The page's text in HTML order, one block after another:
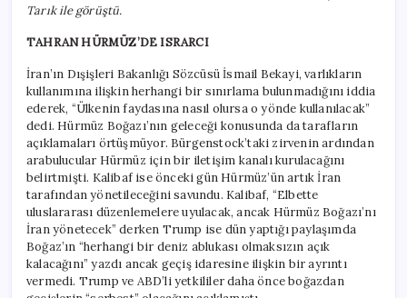
Tarık ile görüştü.
TAHRAN HÜRMÜZ’DE ISRARCI
İran’ın Dışişleri Bakanlığı Sözcüsü İsmail Bekayi, varlıkların
kullanımına ilişkin herhangi bir sınırlama bulunmadığını iddia
ederek, “Ülkenin faydasına nasıl olursa o yönde kullanılacak”
dedi. Hürmüz Boğazı’nın geleceği konusunda da tarafların
açıklamaları örtüşmüyor. Bürgenstock’taki zirvenin ardından
arabulucular Hürmüz için bir iletişim kanalı kurulacağını
belirtmişti. Kalibaf ise önceki gün Hürmüz’ün artık İran
tarafından yönetileceğini savundu. Kalibaf, “Elbette
uluslararası düzenlemelere uyulacak, ancak Hürmüz Boğazı’nı
İran yönetecek” derken Trump ise dün yaptığı paylaşımda
Boğaz’ın “herhangi bir deniz ablukası olmaksızın açık
kalacağını” yazdı ancak geçiş idaresine ilişkin bir ayrıntı
vermedi. Trump ve ABD’li yetkililer daha önce boğazdan